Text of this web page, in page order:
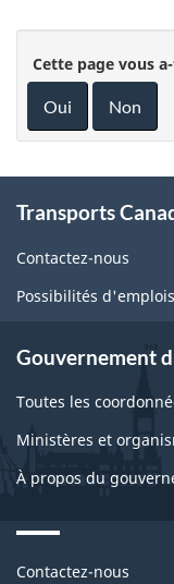
Cette page vous
Oui Non
this
site
Transports
Contactez-nous
Possibilités d'emplois
Gouvernement
Toutes les
Ministères et
À propos du
Themes
Contactez-nous